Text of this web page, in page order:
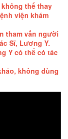
thể thay
viện khám
tham vấn người
Sĩ, Lương Y.
Y có thể có tác
không dùng